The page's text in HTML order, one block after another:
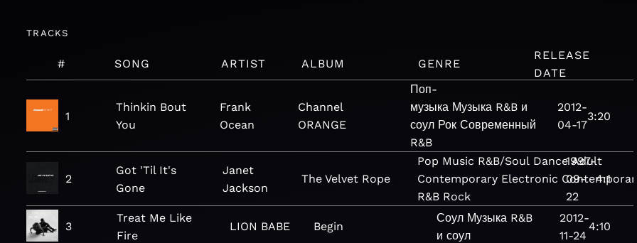
TRACKS
# SONG ARTIST ALBUM GENRE
RELEASE
DATE
1
Thinkin Bout
You
Frank
Ocean
Channel
ORANGE
Поп-
музыка Музыка R&B и
соул Рок Современный
R&B
2012-
04-17
3:20
2
Got 'Til It's
Gone
Janet
Jackson
The Velvet Rope
Pop Music R&B/Soul Dance Adult
Contemporary Electronic
R&B Rock
1997-
09-
22
4:1
3
Treat Me Like
Fire
LION BABE Begin
Соул Музыка R&B
и соул
2012-
11-24
4:10